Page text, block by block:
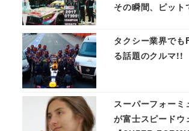
その瞬間、ピット
タクシー業界でも
る話題のクルマ!!
スーパーフォーミ
が富士スピードウ